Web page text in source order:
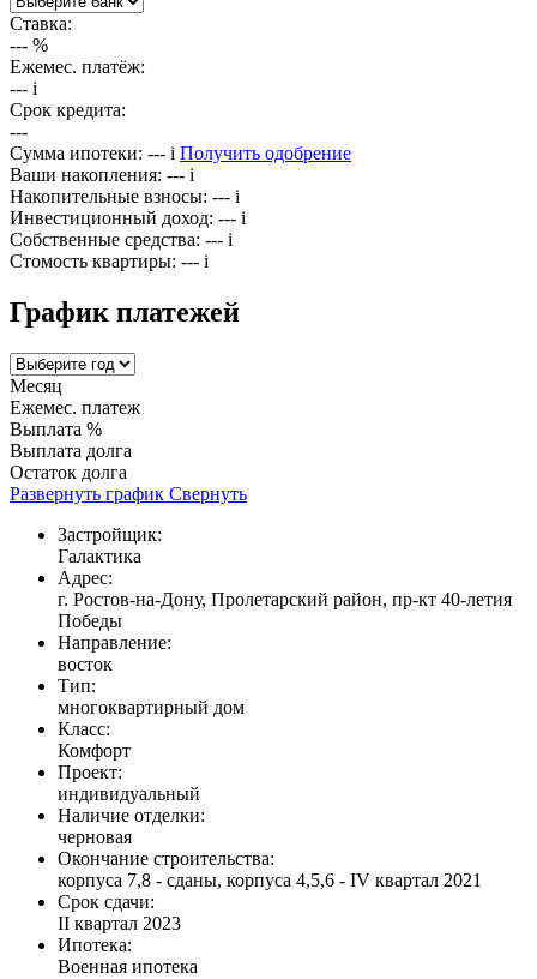
Ставка:
--- %
Ежемес. платёж:
--- i
Срок кредита:
---
Сумма ипотеки: --- i Получить одобрение
Ваши накопления: --- i
Накопительные взносы: --- i
Инвестиционный доход: --- i
Собственные средства: --- i
Стомость квартиры: --- i
График платежей
Месяц
Ежемес. платеж
Выплата %
Выплата долга
Остаток долга
Развернуть график Свернуть
Застройщик:
Галактика
Адрес:
г. Ростов-на-Дону, Пролетарский район, пр-кт 40-летия
Победы
Направление:
восток
Тип:
многоквартирный дом
Класс:
Комфорт
Проект:
индивидуальный
Наличие отделки:
черновая
Окончание строительства:
корпуса 7,8 - сданы, корпуса 4,5,6 - IV квартал 2021
Срок сдачи:
II квартал 2023
Ипотека:
Военная ипотека